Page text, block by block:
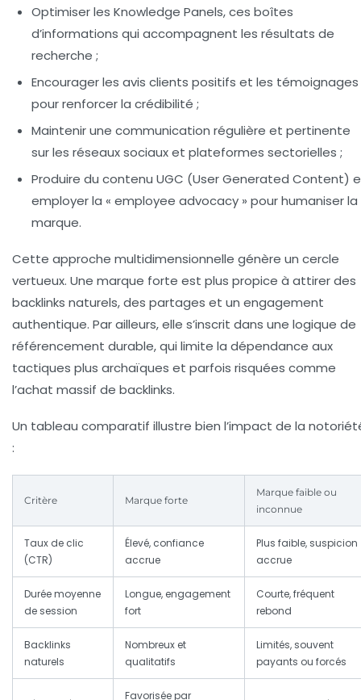
Optimiser les Knowledge Panels, ces boîtes
d’informations qui accompagnent les résultats de
recherche ;
Encourager les avis clients positifs et les témoignages
pour renforcer la crédibilité ;
Maintenir une communication régulière et pertinente
sur les réseaux sociaux et plateformes sectorielles ;
Produire du contenu UGC (User Generated Content)
employer la « employee advocacy » pour humaniser la
marque.
Cette approche multidimensionnelle génère un cercle
vertueux. Une marque forte est plus propice à attirer des
backlinks naturels, des partages et un engagement
authentique. Par ailleurs, elle s’inscrit dans une logique de
référencement durable, qui limite la dépendance aux
tactiques plus archaïques et parfois risquées comme
l’achat massif de backlinks.
Un tableau comparatif illustre bien l’impact de la
:
Critère Marque forte
Marque faible ou
inconnue
Taux de clic
(CTR)
Élevé, confiance
accrue
Plus faible, suspicion
accrue
Durée moyenne
de session
Longue, engagement
fort
Courte, fréquent
rebond
Backlinks
naturels
Nombreux et
qualitatifs
Limités, souvent
payants ou forcés
Favorisée par